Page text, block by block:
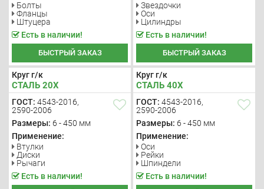
Болты
Фланцы
Штуцера
Есть в наличии!
БЫСТРЫЙ ЗАКАЗ
Звездочки
Оси
Цилиндры
Есть в наличии!
БЫСТРЫЙ ЗАКАЗ
Круг г/к
СТАЛЬ 20Х
ГОСТ: 4543-2016,
2590-2006
Размеры: 6 - 450 мм
Применение:
Втулки
Диски
Рычаги
Есть в наличии!
Круг г/к
СТАЛЬ 40Х
ГОСТ: 4543-2016,
2590-2006
Размеры: 6 - 450 мм
Применение:
Оси
Рейки
Шпиндели
Есть в наличии!